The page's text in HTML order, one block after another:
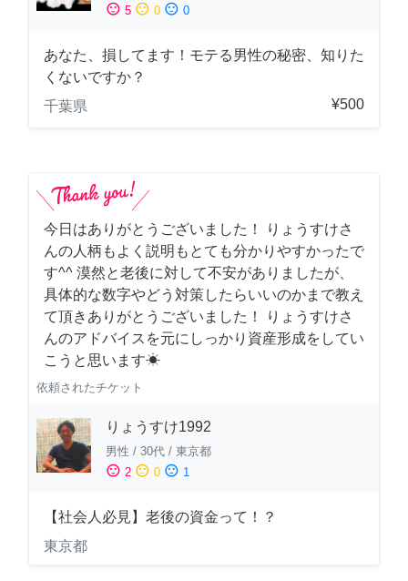
sentiment_satisfied 5 sentiment_neutral 0 sentiment_dissatisfied 0
あなた、損してます！モテる男性の秘密、知りた
くないですか？
千葉県
¥500
今日はありがとうございました！ りょうすけさ
んの人柄もよく説明もとても分かりやすかったで
す^^ 漠然と老後に対して不安がありましたが、
具体的な数字やどう対策したらいいのかまで教え
て頂きありがとうございました！ りょうすけさ
んのアドバイスを元にしっかり資産形成をしてい
こうと思います☀︎
依頼されたチケット
りょうすけ1992
男性 / 30代 / 東京都
sentiment_satisfied 2 sentiment_neutral 0 sentiment_dissatisfied 1
【社会人必見】老後の資金って！？
東京都